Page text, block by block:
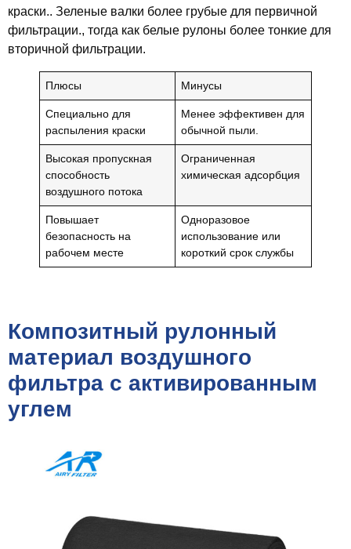
краски.. Зеленые валки более грубые для первичной
фильтрации., тогда как белые рулоны более тонкие для
вторичной фильтрации.
Плюсы Минусы
Специально для
распыления краски
Менее эффективен для
обычной пыли.
Высокая пропускная
способность
воздушного потока
Ограниченная
химическая адсорбция
Повышает
безопасность на
рабочем месте
Одноразовое
использование или
короткий срок службы
Композитный рулонный
материал воздушного
фильтра с активированным
углем